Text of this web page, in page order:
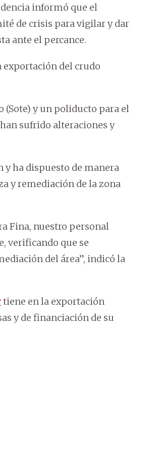
informó que el
de crisis para vigilar y dar
ante el percance.
exportación del crudo
(Sote) y un poliducto para el
sufrido alteraciones y
ha dispuesto de manera
y remediación de la zona
Fina, nuestro personal
verificando que se
del área”, indicó la
tiene en la exportación
y de financiación de su